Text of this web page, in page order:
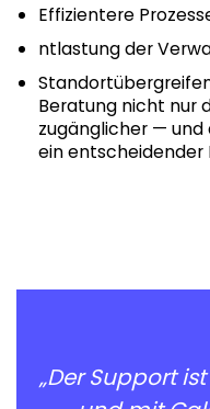
Effizientere
ntlastung der
Beratung nicht nur
zugänglicher — und
ein entscheidender
„Der Support